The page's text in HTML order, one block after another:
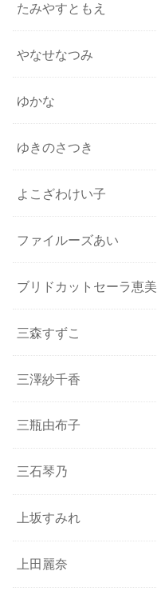
たみやすともえ
やなせなつみ
ゆかな
ゆきのさつき
よこざわけい子
ファイルーズあい
ブリドカットセーラ恵美
三森すずこ
三澤紗千香
三瓶由布子
三石琴乃
上坂すみれ
上田麗奈